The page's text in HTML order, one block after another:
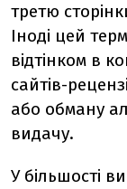
третю
Іноді цей
відтінком в
сайтів-
або обману
видачу.
У більшості